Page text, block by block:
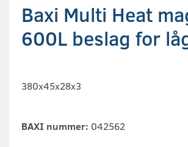
Baxi Multi Heat
600L beslag for
380x45x28x3
BAXI nummer: 042562